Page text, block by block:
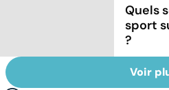
Quels
sport
?
Voir